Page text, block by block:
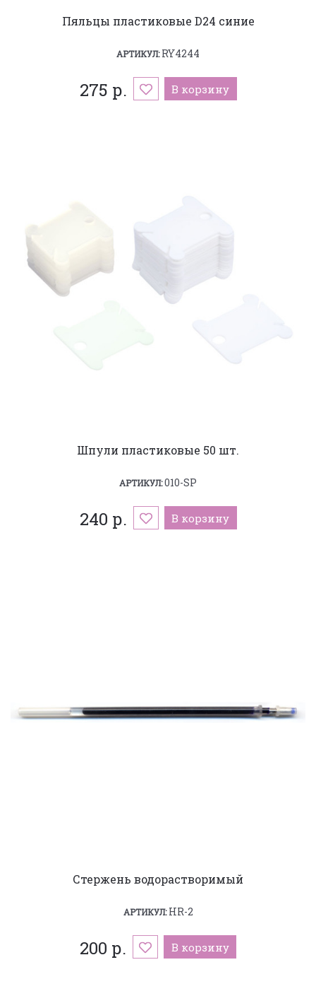
Пяльцы пластиковые D24 синие
АРТИКУЛ:RY4244
275 р. В корзину
Шпули пластиковые 50 шт.
АРТИКУЛ:010-SP
240 р. В корзину
Стержень водорастворимый
АРТИКУЛ:HR-2
200 р. В корзину